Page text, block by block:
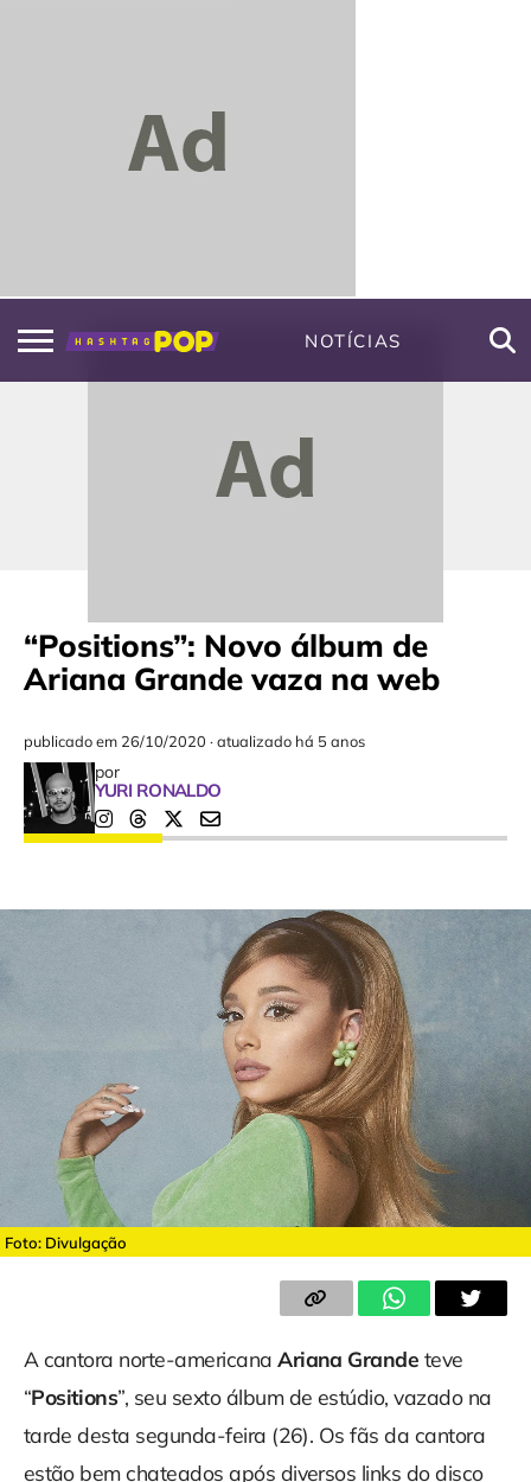
NOTÍCIAS
“Positions”: Novo álbum de
Ariana Grande vaza na web
publicado em 26/10/2020 ·atualizado há 5 anos
por
YURI RONALDO
Foto: Divulgação
A cantora norte-americanaAriana Grande teve
“Positions”, seu sexto álbum de estúdio, vazado na
tarde desta segunda-feira (26). Os fãs da cantora
estão bem chateados após diversos links do disco